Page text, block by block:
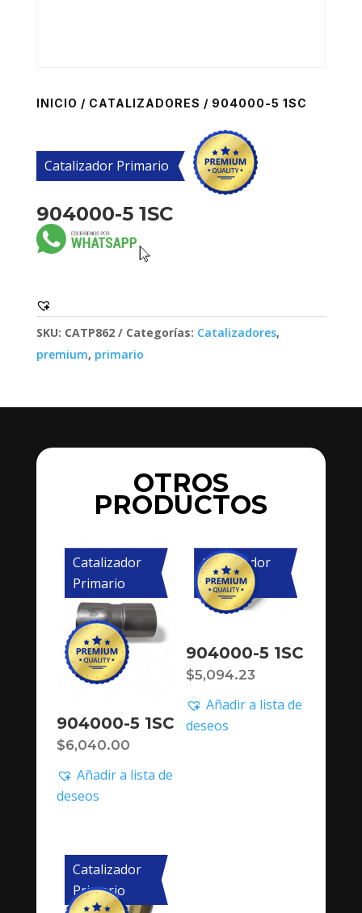
INICIO / CATALIZADORES / 904000-5 1SC
Catalizador Primario
904000-5 1SC
SKU: CATP862 Categorías: Catalizadores,
premium, primario
OTROS
PRODUCTOS
Catalizador
Primario
904000-5 1SC
$6,040.00
Añadir a lista de
deseos
Catalizador
Primario
904000-5 1SC
$5,094.23
Añadir a lista de
deseos
Catalizador
Primario